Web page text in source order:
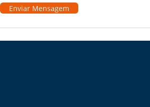
Enviar Mensagem